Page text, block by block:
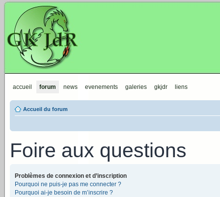
accueil forum news evenements galeries gkjdr liens
Accueil du forum
Foire aux questions
Problèmes de connexion et d’inscription
Pourquoi ne puis-je pas me connecter ?
Pourquoi ai-je besoin de m’inscrire ?